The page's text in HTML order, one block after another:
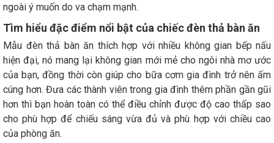
ngoài ý muốn do va chạm mạnh.
Tìm hiểu đặc điểm nổi bật của chiếc đèn thả bàn ăn
Mẫu đèn thả bàn ăn thích hợp với nhiều không gian bếp nấu
hiện đại, nó mang lại không gian mới mẻ cho ngôi nhà mơ ước
của bạn, đồng thời còn giúp cho bữa cơm gia đình trở nên ấm
cúng hơn. Đưa các thành viên trong gia đình thêm phần gần gũi
hơn thì bạn hoàn toàn có thể điều chỉnh được độ cao thấp sao
cho phù hợp để chiếu sáng vừa đủ và phù hợp với chiều cao
của phòng ăn.